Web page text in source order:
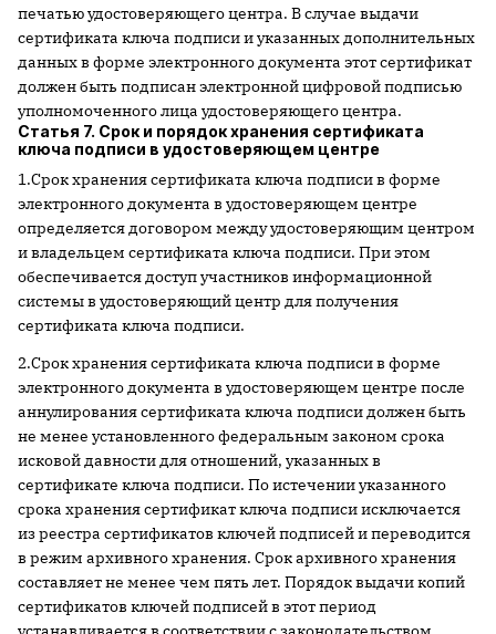
печатью удостоверяющего центра. В случае выдачи
сертификата ключа подписи и указанных дополнительных
данных в форме электронного документа этот сертификат
должен быть подписан электронной цифровой подписью
уполномоченного лица удостоверяющего центра.
Статья 7. Срок и порядок хранения сертификата
ключа подписи в удостоверяющем центре
1.Срок хранения сертификата ключа подписи в форме
электронного документа в удостоверяющем центре
определяется договором между удостоверяющим центром
и владельцем сертификата ключа подписи. При этом
обеспечивается доступ участников информационной
системы в удостоверяющий центр для получения
сертификата ключа подписи.
2.Срок хранения сертификата ключа подписи в форме
электронного документа в удостоверяющем центре после
аннулирования сертификата ключа подписи должен быть
не менее установленного федеральным законом срока
исковой давности для отношений, указанных в
сертификате ключа подписи. По истечении указанного
срока хранения сертификат ключа подписи исключается
из реестра сертификатов ключей подписей и переводится
в режим архивного хранения. Срок архивного хранения
составляет не менее чем пять лет. Порядок выдачи копий
сертификатов ключей подписей в этот период